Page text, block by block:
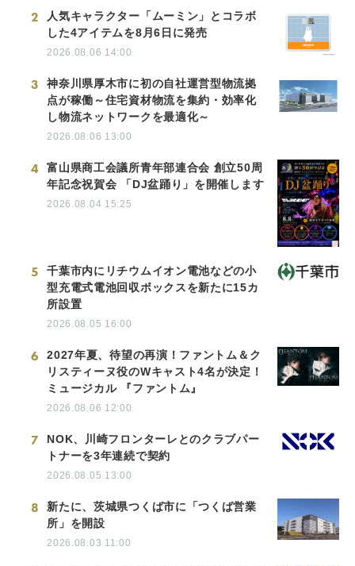
2
人気キャラクター「ムーミン」とコラボ
した4アイテムを8月6日に発売
2026.08.06 14:00
3
神奈川県厚木市に初の自社運営型物流拠
点が稼働～住宅資材物流を集約・効率化
し物流ネットワークを最適化～
2026.08.06 13:00
4
富山県商工会議所青年部連合会 創立50周
年記念祝賀会 「DJ盆踊り」を開催します
2026.08.04 15:25
5
千葉市内にリチウムイオン電池などの小
型充電式電池回収ボックスを新たに15カ
所設置
2026.08.05 16:00
6
2027年夏、待望の再演！ファントム＆ク
リスティーヌ役のWキャスト4名が決定！
ミュージカル 『ファントム』
2026.08.06 12:00
7
NOK、川崎フロンターレとのクラブパー
トナーを3年連続で契約
2026.08.05 13:00
8
新たに、茨城県つくば市に「つくば営業
所」を開設
2026.08.03 11:00